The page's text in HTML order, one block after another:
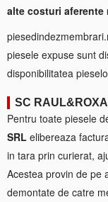
alte costuri
piesele expuse sunt
disponibilitatea
SC
Pentru toate piesele
SRL elibereaza
in tara prin curierat,
Acestea provin de pe
demontate de catre